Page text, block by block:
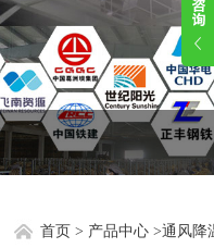
首页 > 产品中心 >通风降